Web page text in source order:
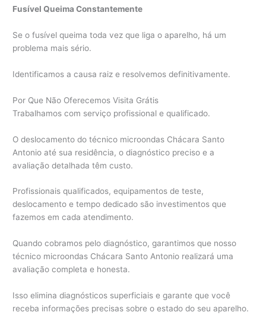
Fusível Queima Constantemente
Se o fusível queima toda vez que liga o aparelho, há um
problema mais sério.
Identificamos a causa raiz e resolvemos definitivamente.
Por Que Não Oferecemos Visita Grátis
Trabalhamos com serviço profissional e qualificado.
O deslocamento do técnico microondas Chácara Santo
Antonio até sua residência, o diagnóstico preciso e a
avaliação detalhada têm custo.
Profissionais qualificados, equipamentos de teste,
deslocamento e tempo dedicado são investimentos que
fazemos em cada atendimento.
Quando cobramos pelo diagnóstico, garantimos que nosso
técnico microondas Chácara Santo Antonio realizará uma
avaliação completa e honesta.
Isso elimina diagnósticos superficiais e garante que você
receba informações precisas sobre o estado do seu aparelho.